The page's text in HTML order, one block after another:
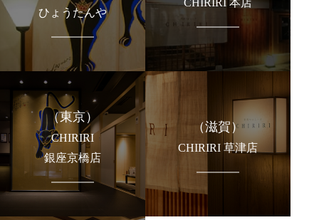
ひょうたんや
（東京）
CHIRIRI
銀座京橋店
（滋賀）
CHIRIRI 草津店